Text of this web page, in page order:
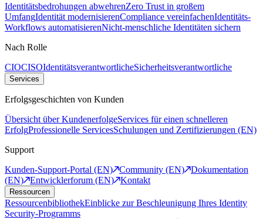
Identitätsbedrohungen abwehrenZero Trust in großem
UmfangIdentität modernisierenCompliance vereinfachenIdentitäts-
Workflows automatisierenNicht-menschliche Identitäten sichern
Nach Rolle
CIOCISOIdentitätsverantwortlicheSicherheitsverantwortliche
Services
Erfolgsgeschichten von Kunden
Übersicht über KundenerfolgeServices für einen schnelleren
ErfolgProfessionelle ServicesSchulungen und Zertifizierungen (EN)
Support
Kunden-Support-Portal (EN)
Community (EN)
Dokumentation
(EN)
Entwicklerforum (EN) Kontakt
Ressourcen
RessourcenbibliothekEinblicke zur Beschleunigung Ihres Identity
Security-Programms